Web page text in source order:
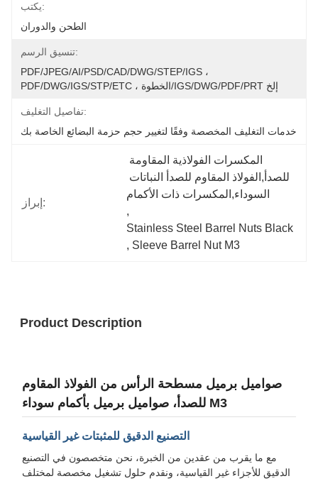
يكتب:
الطحن والدوران
تنسيق الرسم:
PDF/JPEG/AI/PSD/CAD/DWG/STEP/IGS ،
PDF/DWG/IGS/STP/ETC ، الخطوة/IGS/DWG/PDF/PRT إلخ
تفاصيل التغليف:
خدمات التغليف المخصصة وفقًا لتغيير حجم حزمة البضائع الخاصة بك
إبراز:
السوداء,المكسرات ذات الأكمام
,
Stainless Steel Barrel Nuts Black
, Sleeve Barrel Nut M3
Product Description
صواميل برميل مسطحة الرأس من الفولاذ المقاوم
للصدأ، صواميل برميل بأكمام سوداء M3
التصنيع الدقيق للمثبتات غير القياسية
مع ما يقرب من عقدين من الخبرة، نحن متخصصون في التصنيع
الدقيق للأجزاء غير القياسية، ونقدم حلول تشغيل مخصصة لمختلف